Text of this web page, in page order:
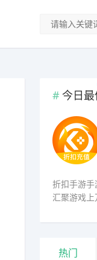
今日
折扣手游手
汇聚游戏
热门